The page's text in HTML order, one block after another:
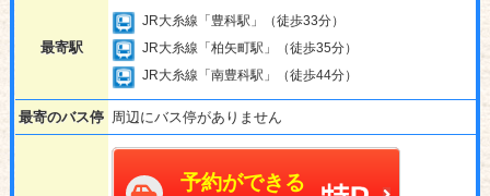
最寄駅
JR大糸線「豊科駅」（徒歩33分）
JR大糸線「柏矢町駅」（徒歩35分）
JR大糸線「南豊科駅」（徒歩44分）
最寄のバス停 周辺にバス停がありません
予約ができる